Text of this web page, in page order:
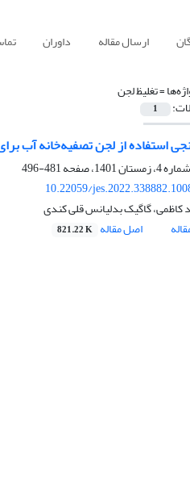
ارسال مقاله داوران
=تغلیظ لجن
1
استفاده از لجن تصفیه‌خانه آب
481-496
10.22059/
کاظمی، گاگیک بدلیانس قلی کندی
اصل مقاله 821.22 K